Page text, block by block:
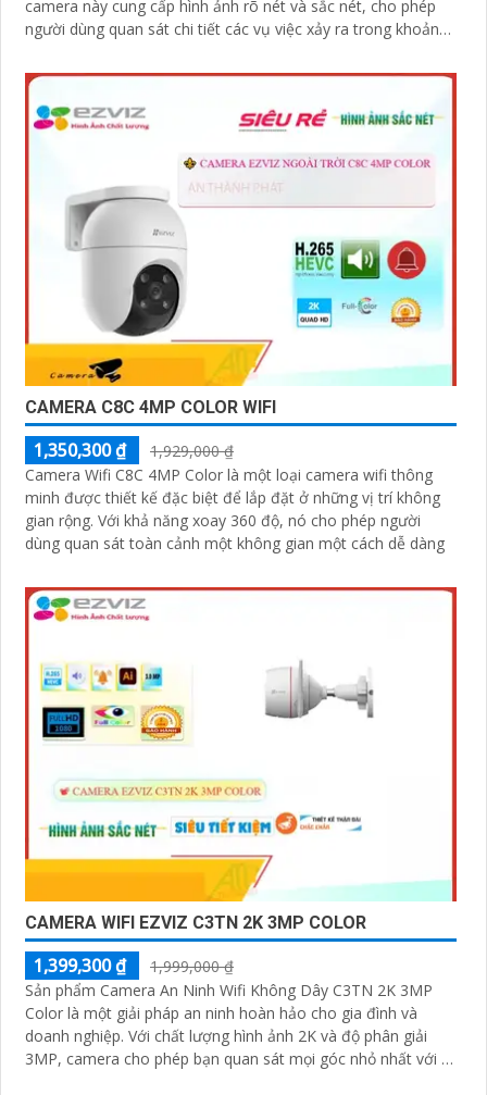
camera này cung cấp hình ảnh rõ nét và sắc nét, cho phép
người dùng quan sát chi tiết các vụ việc xảy ra trong khoảng
CAMERA C8C 4MP COLOR WIFI
1,350,300 ₫
1,929,000 ₫
Camera Wifi C8C 4MP Color là một loại camera wifi thông
minh được thiết kế đặc biệt để lắp đặt ở những vị trí không
gian rộng. Với khả năng xoay 360 độ, nó cho phép người
dùng quan sát toàn cảnh một không gian một cách dễ dàng
CAMERA WIFI EZVIZ C3TN 2K 3MP COLOR
1,399,300 ₫
1,999,000 ₫
Sản phẩm Camera An Ninh Wifi Không Dây C3TN 2K 3MP
Color là một giải pháp an ninh hoàn hảo cho gia đình và
doanh nghiệp. Với chất lượng hình ảnh 2K và độ phân giải
3MP, camera cho phép bạn quan sát mọi góc nhỏ nhất với rõ